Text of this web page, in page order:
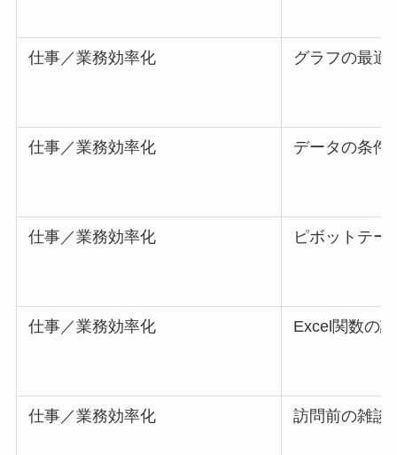
仕事／業務効率化 グラフの最適
仕事／業務効率化 データの条件
仕事／業務効率化 ピボットテー
仕事／業務効率化 Excel関数の
仕事／業務効率化 訪問前の雑談